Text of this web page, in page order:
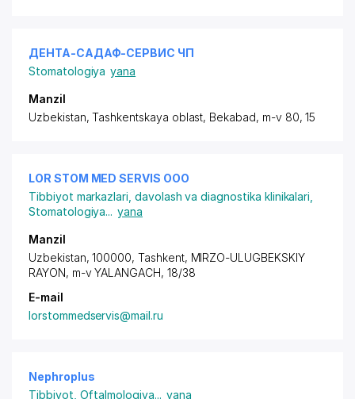
ДЕНТА-САДАФ-СЕРВИС ЧП
Stomatologiya yana
Manzil
Uzbekistan, Tashkentskaya oblast, Bekabad, m-v 80, 15
LOR STOM MED SERVIS ООО
Tibbiyot markazlari, davolash va diagnostika klinikalari
Stomatologiya... yana
Manzil
Uzbekistan, 100000, Tashkent, MIRZO-ULUGBEKSKIY
RAYON, m-v YALANGACH, 18/38
E-mail
lorstommedservis@mail.ru
Nephroplus
Tibbiyot Oftalmologiya... yana